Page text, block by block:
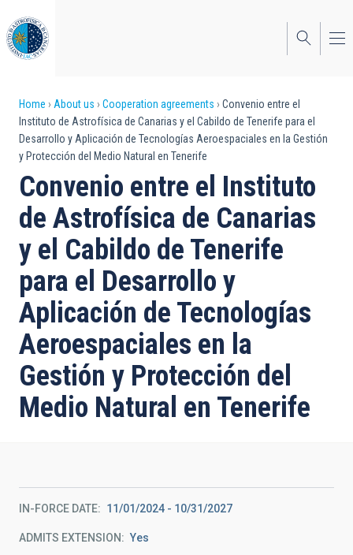
to
main
content
Breadcrumb
Home About us Cooperation agreements
Convenio entre el
Instituto de Astrofísica de Canarias y el Cabildo de Tenerife para el
Desarrollo y Aplicación de Tecnologías Aeroespaciales en la Gestión
y Protección del Medio Natural en Tenerife
Convenio entre el Instituto
de Astrofísica de Canarias
y el Cabildo de Tenerife
para el Desarrollo y
Aplicación de Tecnologías
Aeroespaciales en la
Gestión y Protección del
Medio Natural en Tenerife
IN-FORCE DATE 11/01/2024 - 10/31/2027
ADMITS EXTENSION Yes